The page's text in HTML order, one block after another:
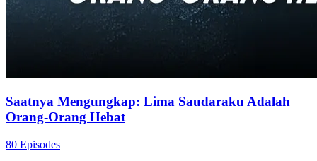
Saatnya Mengungkap: Lima Saudaraku Adalah
Orang-Orang Hebat
80 Episodes